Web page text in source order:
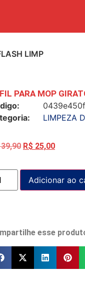
LIMP
PARA MOP
LIMPEZA
R$ 25,00
Adicionar ao
esse